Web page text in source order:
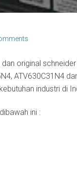
dan original
ATV630C31N4
industri di
ini :